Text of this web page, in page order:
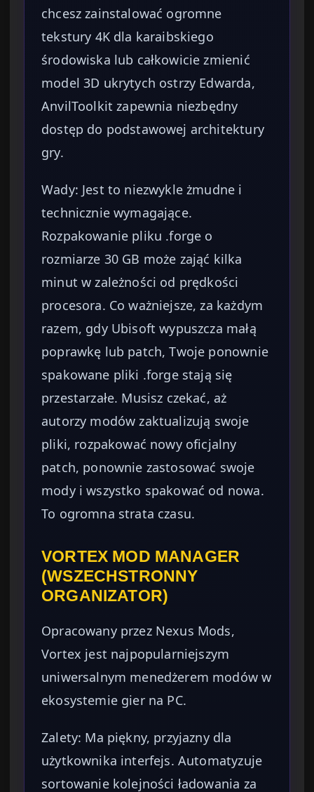
chcesz zainstalować ogromne
tekstury 4K dla karaibskiego
środowiska lub całkowicie zmienić
model 3D ukrytych ostrzy Edwarda,
AnvilToolkit zapewnia niezbędny
dostęp do podstawowej architektury
gry.
Wady: Jest to niezwykle żmudne i
technicznie wymagające.
Rozpakowanie pliku .forge o
rozmiarze 30 GB może zająć kilka
minut w zależności od prędkości
procesora. Co ważniejsze, za każdym
razem, gdy Ubisoft wypuszcza małą
poprawkę lub patch, Twoje ponownie
spakowane pliki .forge stają się
przestarzałe. Musisz czekać, aż
autorzy modów zaktualizują swoje
pliki, rozpakować nowy oficjalny
patch, ponownie zastosować swoje
mody i wszystko spakować od nowa.
To ogromna strata czasu.
VORTEX MOD MANAGER
(WSZECHSTRONNY
ORGANIZATOR)
Opracowany przez Nexus Mods,
Vortex jest najpopularniejszym
uniwersalnym menedżerem modów w
ekosystemie gier na PC.
Zalety: Ma piękny, przyjazny dla
użytkownika interfejs. Automatyzuje
sortowanie kolejności ładowania za